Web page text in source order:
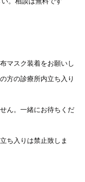
マスク装着をお願いし
方の診療所内立ち入り
ん。一緒にお待ちくだ
ち入りは禁止致しま